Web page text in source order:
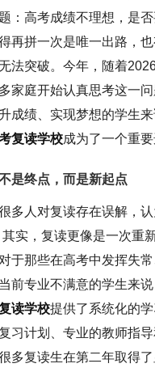
：高考成绩不理想，是
再拼一次是唯一出路，
法突破。今年，随着
家庭开始认真思考这一
成绩、实现梦想的学生来
复读学校成为了一个重要
是终点，而是新起点
多人对复读存在误解，
其实，复读更像是一次重
于那些在高考中发挥失
前专业不满意的学生来说
读学校提供了系统化的
习计划、专业的教师指
多复读生在第二年取得了